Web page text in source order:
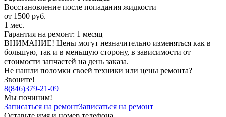
Восстановление после попадания жидкости
от 1500 руб.
1 мес.
Гарантия на ремонт: 1 месяц
ВНИМАНИЕ! Цены могут незначительно изменяться как в
большую, так и в меньшую сторону, в зависимости от
стоимости запчастей на день заказа.
Не нашли поломки своей техники или цены ремонта?
Звоните!
8(846)379-21-09
Мы починим!
Записаться на ремонтЗаписаться на ремонт